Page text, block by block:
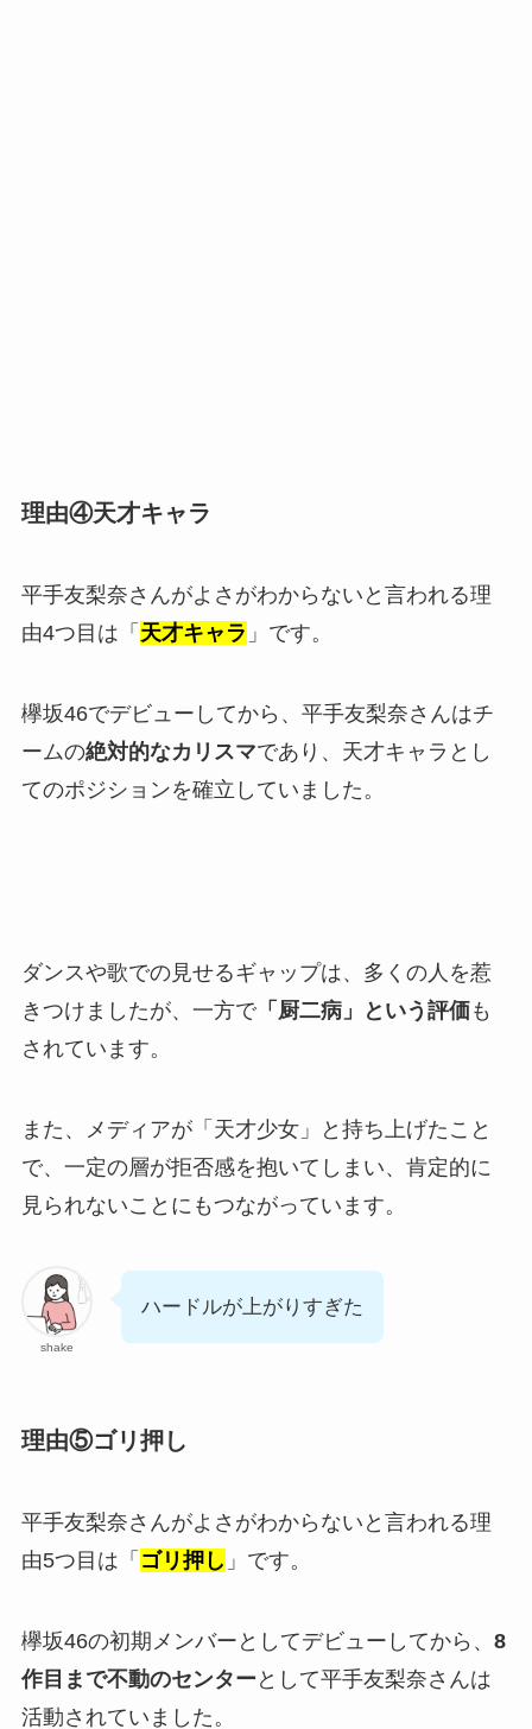
理由④天才キャラ
平手友梨奈さんがよさがわからないと言われる理
由4つ目は「 天才キャラ 」です。
欅坂46でデビューしてから、平手友梨奈さんはチ
ームの絶対的なカリスマであり、天才キャラとし
てのポジションを確立していました。
ダンスや歌での見せるギャップは、多くの人を惹
きつけましたが、一方で「厨二病」という評価も
されています。
また、メディアが「天才少女」と持ち上げたこと
で、一定の層が拒否感を抱いてしまい、肯定的に
見られないことにもつながっています。
shake
ハードルが上がりすぎた
理由⑤ゴリ押し
平手友梨奈さんがよさがわからないと言われる理
由5つ目は「 ゴリ押し 」です。
欅坂46の初期メンバーとしてデビューしてから、 8
作目まで不動のセンター として平手友梨奈さんは
活動されていました。